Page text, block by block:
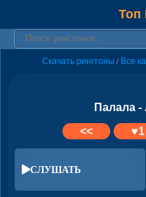
Топ
Скачать рингтоны / Все
Палала -
<<
♥1
СЛУШАТЬ